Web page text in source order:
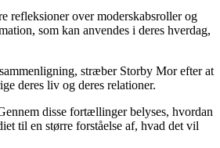
refleksioner over moderskabsroller og
som kan anvendes i deres hverdag,
stræber Storby Mor efter at
deres liv og deres relationer.
disse fortællinger belyses, hvordan
til en større forståelse af, hvad det vil